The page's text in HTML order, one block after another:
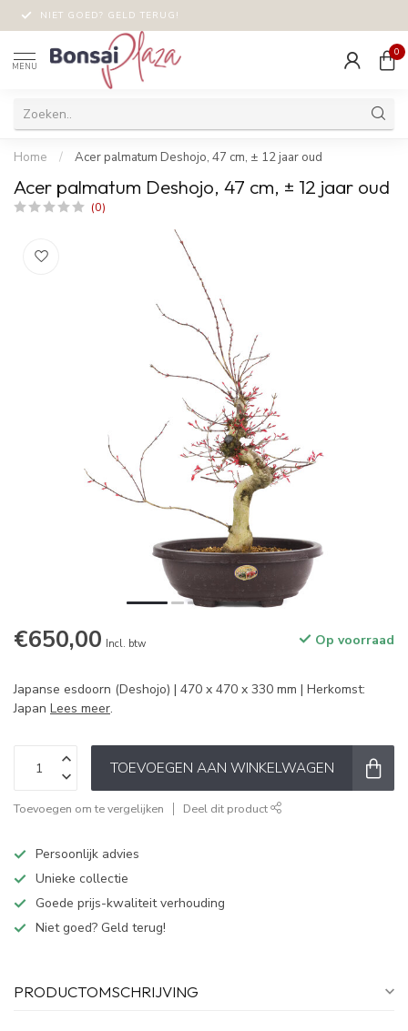
NIET GOED? GELD TERUG!
MENU
0
Home / Acer palmatum Deshojo, 47 cm, ± 12 jaar oud
Acer palmatum Deshojo, 47 cm, ± 12 jaar oud
(0)
€650,00 Incl. btw Op voorraad
Japanse esdoorn (Deshojo) | 470 x 470 x 330 mm | Herkomst:
Japan Lees meer.
TOEVOEGEN AAN WINKELWAGEN
Toevoegen om te vergelijken Deel dit product
Persoonlijk advies
Unieke collectie
Goede prijs-kwaliteit verhouding
Niet goed? Geld terug!
PRODUCTOMSCHRIJVING